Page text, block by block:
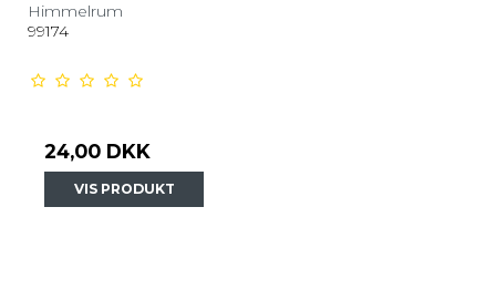
Himmelrum
99174
24,00 DKK
VIS PRODUKT